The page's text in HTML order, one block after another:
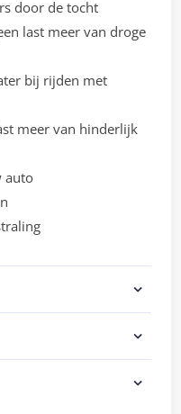
door de tocht
last meer van droge
bij rijden met
meer van hinderlijk
auto